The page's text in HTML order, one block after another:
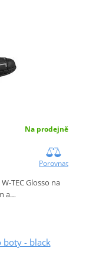
Na prodejně
Porovnat
TEC Glosso na
a…
boty - black